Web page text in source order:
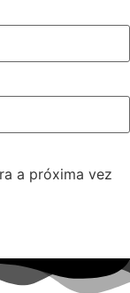
a próxima vez